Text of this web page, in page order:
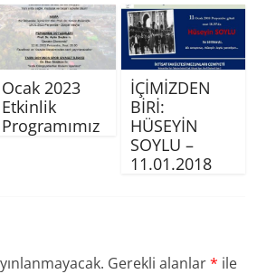
Ocak 2023
Etkinlik
Programımız
İÇİMİZDEN
BİRİ:
HÜSEYİN
SOYLU –
11.01.2018
Gerekli alanlar* ile